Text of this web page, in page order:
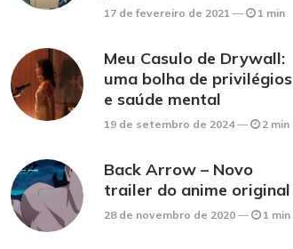
17 de fevereiro de 2021 1 min
Meu Casulo de Drywall:
uma bolha de privilégios
e saúde mental
19 de setembro de 2024 2 min
Back Arrow – Novo
trailer do anime original
28 de novembro de 2020 1 min